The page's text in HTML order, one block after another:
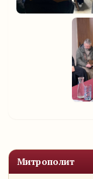
Митрополит